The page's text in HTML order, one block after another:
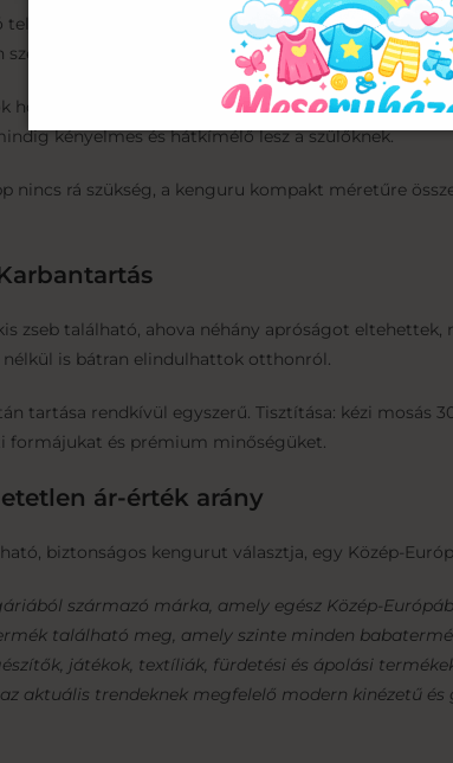
teljes egészében 100% pamutból készült. Ez a
szellőzik és megakadályozza az irritációt a melegebb
hossza könnyedén állítható a saját méreteitekre,
kényelmes és hátkímélő lesz a szülőknek.
nincs rá szükség, a kenguru kompakt méretűre
zseb található, ahova néhány apróságot
nélkül is bátran elindulhattok otthonról.
tartása rendkívül egyszerű. Tisztítása: kézi mosás
formájukat és prémium minőségüket.
ár-érték arány
biztonságos kengurut választja, egy Közép-
származó márka, amely egész Közép-
található meg, amely szinte minden
játékok, textíliák, fürdetési és ápolási
aktuális trendeknek megfelelő modern kinézetű